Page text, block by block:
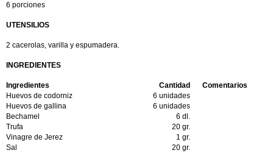
6 porciones
UTENSILIOS
2 cacerolas, varilla y espumadera.
INGREDIENTES
Ingredientes Cantidad
Comentarios
Huevos de codorniz
6 unidades
Huevos de gallina
6 unidades
Bechamel
6 dl.
Trufa
20 gr.
Vinagre de Jerez
1 gr.
Sal
20 gr.